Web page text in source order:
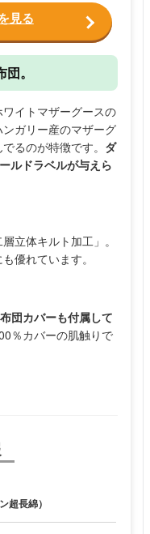
見る
。
イトマザーグースの
ガリー産のマザーグ
るのが特徴です。 ダ
ルドラベルが与えら
立体キルト加工」。
優れています。
団カバーも付属して
％カバーの肌触りで
超長綿）